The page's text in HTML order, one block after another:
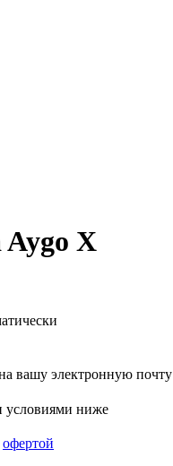
X
вашу электронную почту
условиями ниже
офертой